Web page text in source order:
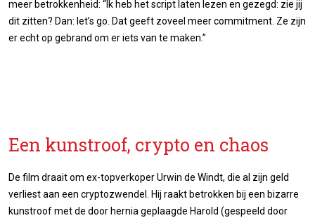
meer betrokkenheid: “Ik heb het script laten lezen en gezegd: zie jij
dit zitten? Dan: let’s go. Dat geeft zoveel meer commitment. Ze zijn
er echt op gebrand om er iets van te maken.”
Een kunstroof, crypto en chaos
De film draait om ex-topverkoper Urwin de Windt, die al zijn geld
verliest aan een cryptozwendel. Hij raakt betrokken bij een bizarre
kunstroof met de door hernia geplaagde Harold (gespeeld door